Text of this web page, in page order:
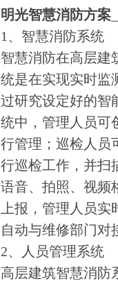
明光智慧消防方案
1、智慧消防系统
智慧消防在高层建
统是在实现实时监
过研究设定好的智
统中，管理人员可
行管理；巡检人员
行巡检工作，并扫
语音、拍照、视频
上报，管理人员
自动与维修部门对
2、人员管理系统
高层建筑智慧消防